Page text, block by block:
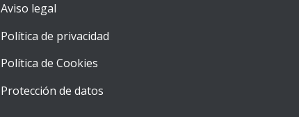
Aviso legal
Política de privacidad
Política de Cookies
Protección de datos